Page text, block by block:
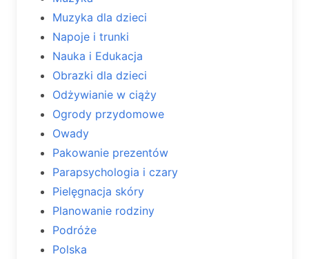
Muzyka dla dzieci
Napoje i trunki
Nauka i Edukacja
Obrazki dla dzieci
Odżywianie w ciąży
Ogrody przydomowe
Owady
Pakowanie prezentów
Parapsychologia i czary
Pielęgnacja skóry
Planowanie rodziny
Podróże
Polska